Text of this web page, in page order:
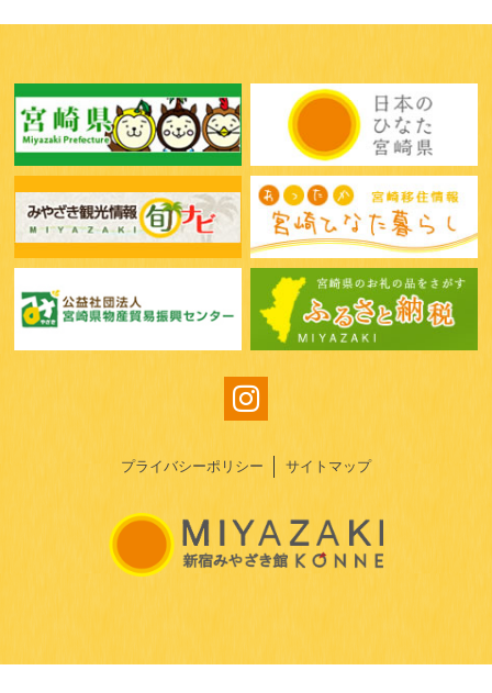
プライバシーポリシー サイトマップ